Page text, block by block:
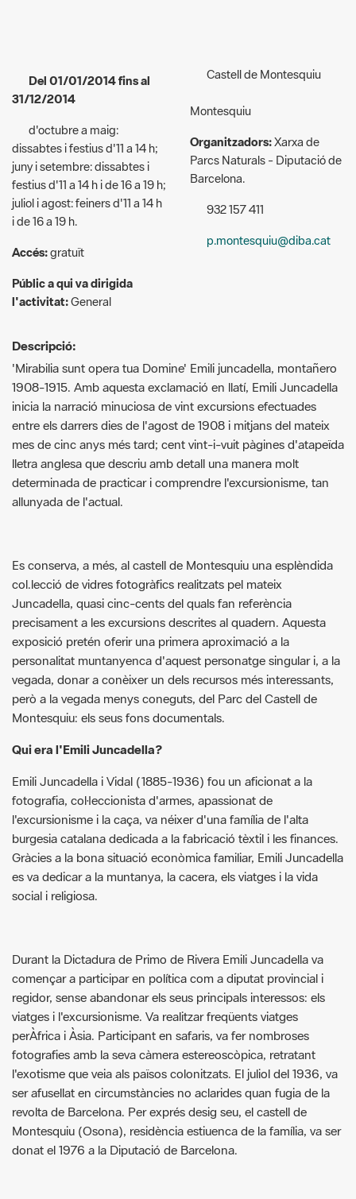
d'octubre a maig:
dissabtes i festius d'11 a 14 h;
festius d'11 a 14 h i de 16 a 19 h;
juliol i agost: feiners d'11 a 14 h
i de 16 a 19 h.
Accés: gratuït
Públic a qui va dirigida
l'activitat:
General
Xarxa de
Parcs Naturals - Diputació de
Barcelona.
932 157 411
p.montesquiu@diba.cat
Descripció:
'Mirabilia sunt opera tua Domine' Emili juncadella, montañero
inicia la narració minuciosa de vint excursions efectuades
entre els darrers dies de l'agost de 1908 i mitjans del mateix
mes de cinc anys més tard; cent vint-i-vuit pàgines d'atapeïda
lletra anglesa que descriu amb detall una manera molt
determinada de practicar i comprendre l'excursionisme, tan
allunyada de l'actual.
Es conserva, a més, al castell de Montesquiu una esplèndida
precisament a les excursions descrites al quadern. Aquesta
exposició pretén oferir una primera aproximació a la
personalitat muntanyenca d'aquest personatge singular i, a la
vegada, donar a conèixer un dels recursos més interessants,
però a la vegada menys coneguts, del Parc del Castell de
Montesquiu: els seus fons documentals.
Qui era l'Emili Juncadella?
Emili Juncadella i Vidal (1885-1936) fou un aficionat a la
fotografia, col·leccionista d'armes, apassionat de
burgesia catalana dedicada a la fabricació tèxtil i les finances.
Gràcies a la bona situació econòmica familiar, Emili Juncadella
es va dedicar a la muntanya, la cacera, els viatges i la vida
social i religiosa.
Durant la Dictadura de Primo de Rivera Emili Juncadella va
viatges i l'excursionisme. Va realitzar freqüents viatges
perÀfrica i Àsia. Participant en safaris, va fer nombroses
fotografies amb la seva càmera estereoscòpica, retratant
l'exotisme que veia als països colonitzats. El juliol del 1936, va
ser afusellat en circumstàncies no aclarides quan fugia de la
revolta de Barcelona. Per exprés desig seu, el castell de
Montesquiu (Osona), residència estiuenca de la família, va ser
donat el 1976 a la Diputació de Barcelona.
A l'Arxiu General de la Diputació de Barcelona